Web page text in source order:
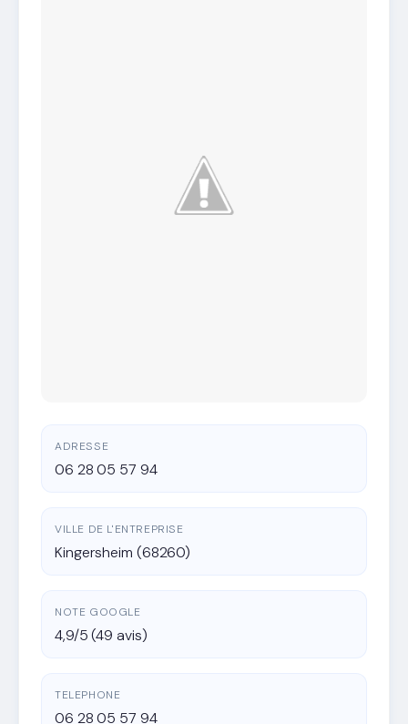
ADRESSE
06 28 05 57 94
VILLE DE L'ENTREPRISE
Kingersheim (68260)
NOTE GOOGLE
4,9/5 (49 avis)
TELEPHONE
06 28 05 57 94